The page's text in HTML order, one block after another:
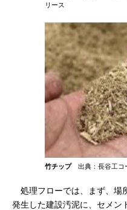
リース
竹チップ出典：長谷工コ
処理フローでは、まず、場
発生した建設汚泥に、セメン